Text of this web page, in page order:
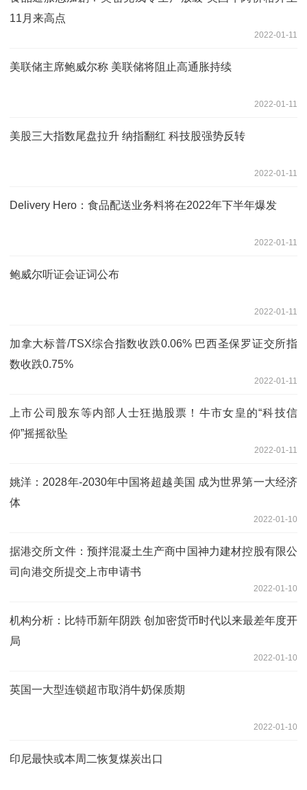
11月来高点
2022-01-11
美联储主席鲍威尔称 美联储将阻止高通胀持续
2022-01-11
美股三大指数尾盘拉升 纳指翻红 科技股强势反转
2022-01-11
Delivery Hero：食品配送业务料将在2022年下半年爆发
2022-01-11
鲍威尔听证会证词公布
2022-01-11
加拿大标普/TSX综合指数收跌0.06% 巴西圣保罗证交所指
数收跌0.75%
2022-01-11
上市公司股东等内部人士狂抛股票！牛市女皇的“科技信
仰”摇摇欲坠
2022-01-11
姚洋：2028年-2030年中国将超越美国 成为世界第一大经济
体
2022-01-10
据港交所文件：预拌混凝土生产商中国神力建材控股有限公
司向港交所提交上市申请书
2022-01-10
机构分析：比特币新年阴跌 创加密货币时代以来最差年度开
局
2022-01-10
英国一大型连锁超市取消牛奶保质期
2022-01-10
印尼最快或本周二恢复煤炭出口